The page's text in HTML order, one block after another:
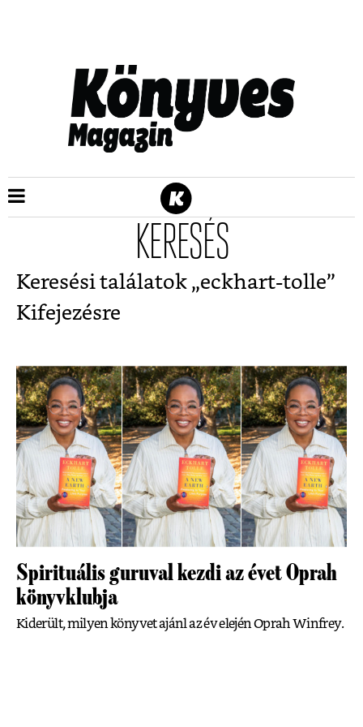
KERESÉS
Keresési találatok „eckhart-tolle”
Kifejezésre
Spirituális guruval kezdi az évet Oprah
könyvklubja
Kiderült, milyen könyvet ajánl az év elején Oprah Winfrey.